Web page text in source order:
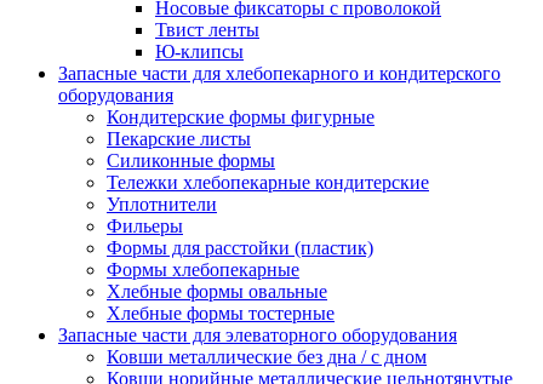
Носовые фиксаторы с проволокой
Твист ленты
Ю-клипсы
Запасные части для хлебопекарного и кондитерского
оборудования
Кондитерские формы фигурные
Пекарские листы
Силиконные формы
Тележки хлебопекарные кондитерские
Уплотнители
Фильеры
Формы для расстойки (пластик)
Формы хлебопекарные
Хлебные формы овальные
Хлебные формы тостерные
Запасные части для элеваторного оборудования
Ковши металлические без дна / с дном
Ковши норийные металлические цельнотянутые